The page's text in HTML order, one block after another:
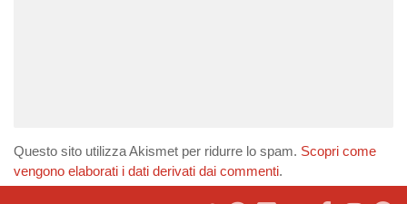
Questo sito utilizza Akismet per ridurre lo spam. Scopri come
vengono elaborati i dati derivati dai commenti.